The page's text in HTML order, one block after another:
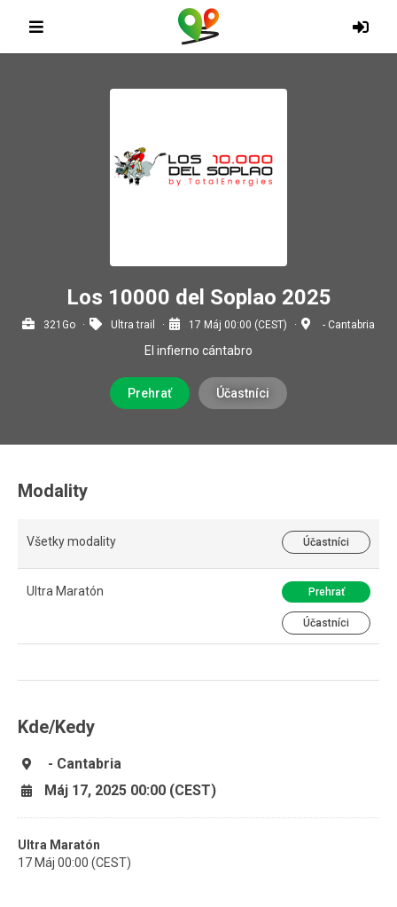
Los 10000 del Soplao 2025
321Go Ultra trail 17 Máj 00:00 (CEST) - Cantabria
El infierno cántabro
Prehrať Účastníci
Modality
Všetky modality Účastníci
Ultra Maratón Prehrať
Účastníci
Kde/Kedy
- Cantabria
Máj 17, 2025 00:00 (CEST)
Ultra Maratón
17 Máj 00:00 (CEST)